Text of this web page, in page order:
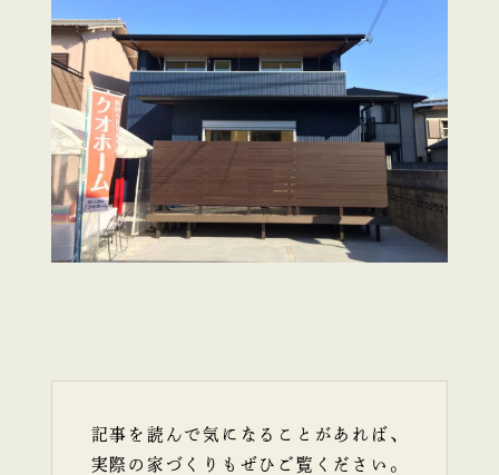
記事を読んで気になることがあれば、
実際の家づくりもぜひご覧ください。